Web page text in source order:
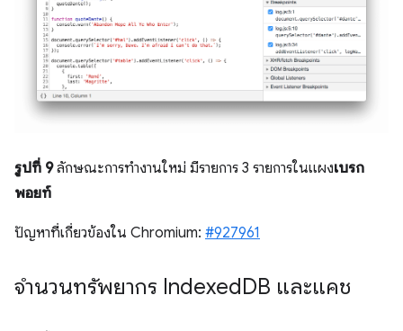
รูปที่ 9ลักษณะการทำงานใหม่ มีรายการ 3 รายการในแผงเบรก
พอยท์
ปัญหาที่เกี่ยวข้องใน Chromium: #927961
จำนวนทรัพยากร IndexedDB และแคช